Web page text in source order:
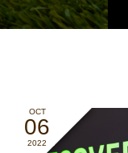
OCT
06
2022